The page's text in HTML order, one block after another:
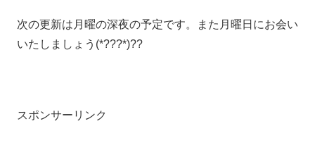
次の更新は月曜の深夜の予定です。また月曜日にお会い
いたしましょう(*???*)??
スポンサーリンク